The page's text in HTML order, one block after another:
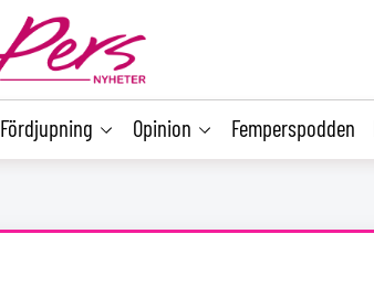
Fördjupning Opinion Femperspodden